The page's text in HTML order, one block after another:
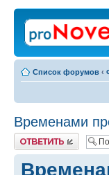
Список форумов ‹
Временами
Ответить